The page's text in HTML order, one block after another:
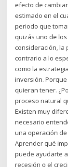
efecto de
estimado en el
periodo que
quizás uno de
consideración,
contrario a lo
como la
inversión.
quieran tener.
proceso natural
Existen muy
necesario
una operación
Aprender qué
puede ayudarte
recesión o el